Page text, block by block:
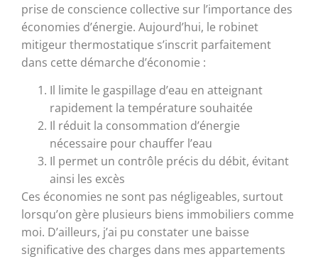
prise de conscience collective sur l’importance des
économies d’énergie. Aujourd’hui, le robinet
mitigeur thermostatique s’inscrit parfaitement
dans cette démarche d’économie :
Il limite le gaspillage d’eau en atteignant
rapidement la température souhaitée
Il réduit la consommation d’énergie
nécessaire pour chauffer l’eau
Il permet un contrôle précis du débit, évitant
ainsi les excès
Ces économies ne sont pas négligeables, surtout
lorsqu’on gère plusieurs biens immobiliers comme
moi. D’ailleurs, j’ai pu constater une baisse
significative des charges dans mes appartements